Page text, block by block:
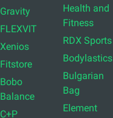
Gravity
FLEXVIT
Xenios
Fitstore
Bobo
Balance
C+P
Health and
Fitness
RDX Sports
Bodylastics
Bulgarian
Bag
Element